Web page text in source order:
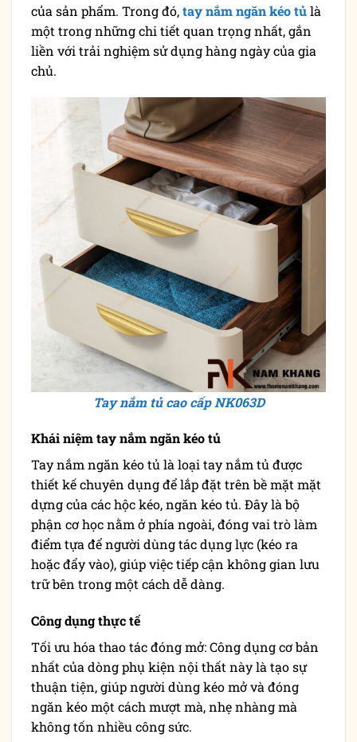
của sản phẩm. Trong đó,tay nắm ngăn kéo tủlà
một trong những chi tiết quan trọng nhất, gắn
liền với trải nghiệm sử dụng hàng ngày của gia
chủ.
Tay nắm tủ cao cấp NK063D
Khái niệm tay nắm ngăn kéo tủ
Tay nắm ngăn kéo tủ là loại tay nắm tủ được
thiết kế chuyên dụng để lắp đặt trên bề mặt mặt
dựng của các hộc kéo, ngăn kéo tủ. Đây là bộ
phận cơ học nằm ở phía ngoài, đóng vai trò làm
điểm tựa để người dùng tác dụng lực (kéo ra
hoặc đẩy vào), giúp việc tiếp cận không gian lưu
trữ bên trong một cách dễ dàng.
Công dụng thực tế
Tối ưu hóa thao tác đóng mở: Công dụng cơ bản
nhất của dòng phụ kiện nội thất này là tạo sự
thuận tiện, giúp người dùng kéo mở và đóng
ngăn kéo một cách mượt mà, nhẹ nhàng mà
không tốn nhiều công sức.